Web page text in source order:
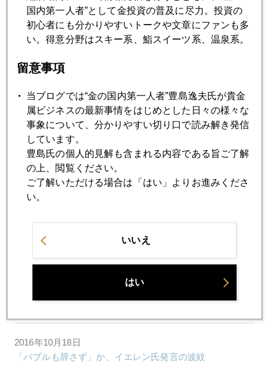
2016年10月27日
理財商品、中国の銀行がかかえる時限爆弾
2016年10月26日
2016年10月25日
ドルインデックスがゴールデンクロス示現
2016年10月24日
国際協力銀行が、経済制裁対象のロシア銀行へ融資
米討論会、勝者は中国か
２０１７年のＦＯＭＣハト色強し
2016年10月18日
「バブルも辞さず」か、イエレン氏発言の波紋
国内第一人者”として金投資の普及に尽力。投資の
初心者にも分かりやすいトークや文章にファンも多
い。得意分野はスキー系、鮨スイーツ系、温泉系。
留意事項
当ブログでは“金の国内第一人者”豊島逸夫氏が貴金
属ビジネスの最新事情をはじめとした日々の様々な
事象について、分かりやすい切り口で読み解き発信
しています。
豊島氏の個人的見解も含まれる内容である旨ご了解
の上、閲覧ください。
ご了解いただける場合は「はい」よりお進みくださ
い。
いいえ
はい